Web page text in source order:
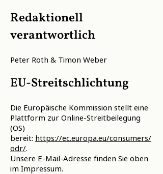
Redaktionell
verantwortlich
Peter Roth & Timon Weber
EU-Streitschlichtung
Die Europäische Kommission stellt eine
Plattform zur Online-Streitbeilegung
(OS)
bereit: https://ec.europa.eu/consumers/
odr/.
Unsere E-Mail-Adresse finden Sie oben
im Impressum.